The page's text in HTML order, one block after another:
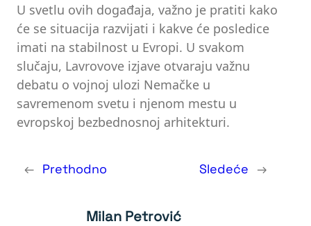
U svetlu ovih događaja, važno je pratiti kako
će se situacija razvijati i kakve će posledice
imati na stabilnost u Evropi. U svakom
slučaju, Lavrovove izjave otvaraju važnu
debatu o vojnoj ulozi Nemačke u
savremenom svetu i njenom mestu u
evropskoj bezbednosnoj arhitekturi.
← Prethodno Sledeće →
Milan Petrović